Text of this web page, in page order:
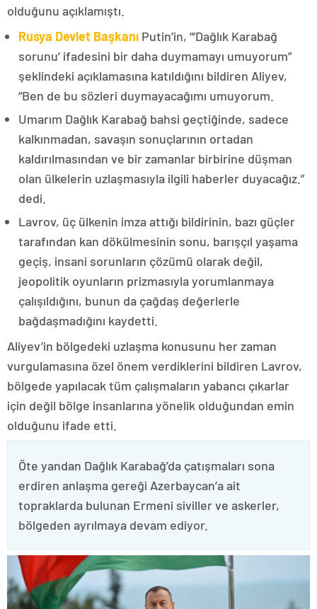
olduğunu açıklamıştı.
Rusya Devlet Başkanı Putin’in, “‘Dağlık Karabağ
sorunu’ ifadesini bir daha duymamayı umuyorum”
şeklindeki açıklamasına katıldığını bildiren Aliyev,
“Ben de bu sözleri duymayacağımı umuyorum.
Umarım Dağlık Karabağ bahsi geçtiğinde, sadece
kalkınmadan, savaşın sonuçlarının ortadan
kaldırılmasından ve bir zamanlar birbirine düşman
olan ülkelerin uzlaşmasıyla ilgili haberler duyacağız.”
dedi.
Lavrov, üç ülkenin imza attığı bildirinin, bazı güçler
tarafından kan dökülmesinin sonu, barışçıl yaşama
geçiş, insani sorunların çözümü olarak değil,
jeopolitik oyunların prizmasıyla yorumlanmaya
çalışıldığını, bunun da çağdaş değerlerle
bağdaşmadığını kaydetti.
Aliyev’in bölgedeki uzlaşma konusunu her zaman
vurgulamasına özel önem verdiklerini bildiren Lavrov,
bölgede yapılacak tüm çalışmaların yabancı çıkarlar
için değil bölge insanlarına yönelik olduğundan emin
olduğunu ifade etti.
Öte yandan Dağlık Karabağ’da çatışmaları sona
erdiren anlaşma gereği Azerbaycan’a ait
topraklarda bulunan Ermeni siviller ve askerler,
bölgeden ayrılmaya devam ediyor.